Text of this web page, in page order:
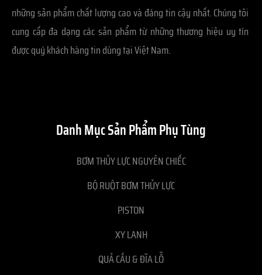
những sản phẩm chất lượng cao và đáng tin cậy nhất. Chúng tôi
cung cấp đa dạng các sản phẩm từ những thương hiệu uy tín
được quý khách hàng tin dùng tại Việt Nam.
Danh Mục Sản Phẩm Phụ Tùng
BƠM THỦY LỰC NGUYÊN CHIẾC
BỘ RUỘT BƠM THỦY LỰC
PISTON
XY LANH
QUẢ CẦU & ĐĨA LỖ